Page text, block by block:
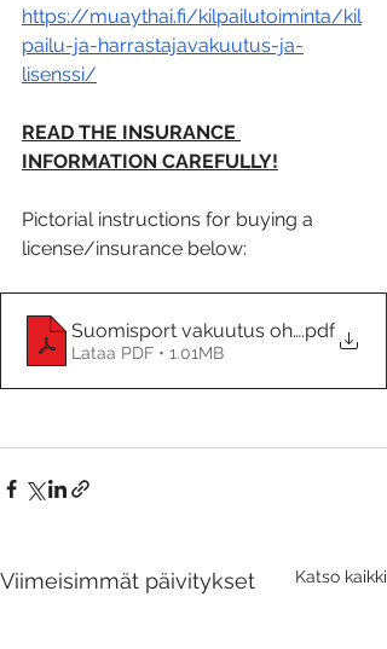
https://muaythai.fi/kilpailutoiminta/kil
pailu-ja-harrastajavakuutus-ja-
lisenssi/
READ THE INSURANCE
INFORMATION CAREFULLY!
Pictorial instructions for buying a
license/insurance below:
Suomisport vakuutus ohjeet-
.pdf
Lataa PDF • 1.01MB
Viimeisimmät päivitykset Katso kaikki